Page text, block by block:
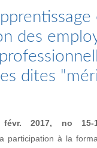
des
dites
févr. 2017, no 15-
participation à la